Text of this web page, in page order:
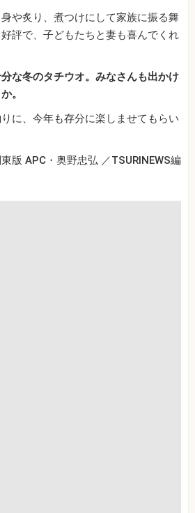
や炙り、煮つけにして家族に振る舞
評で、子どもたちと妻も喜んでくれ
な冬のタチウオ。みなさんも出かけ
。
に、今年も存分に楽しませてもらい
版 APC・奥野忠弘 ／TSURINEWS編